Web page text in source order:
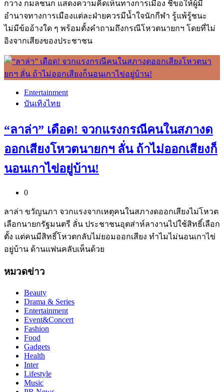
กวาง กมลชนก แสดงความคิดเห็นทางการเมือง ชี้ขอให้ผู้มี
อำนาจทางการเมืองแต่ละฝ่ายควรมีน้ำใจนักกีฬา รู้แพ้รู้ชนะ
ไม่มีข้ออ้างใด ๆ พร้อมตั้งคำถามถึงกรณีโหวตนายกฯ โดยที่ไม่
อิงจากเสียงของประชาชน
Entertainment
บันเทิงไทย
“ลาล่า” เดือด! จวกแรงกรณีคนในสภางด
ออกเสียงโหวตนายกฯ ลั่น ถ้าไม่ออกเสียงก็
นอนเกาไข่อยู่บ้าน!
0
ลาล่า ขวัญนภา จวกแรงจากเหตุคนในสภางดออกเสียงไม่โหวต
เลือกนายกรัฐมนตรี ลั่น ประชาชนอุตส่าห์ลางานไปใช้สิทธิ์เลือก
ตั้ง แต่คนมีสิทธิ์โหวตกลับไม่ยอมออกเสียง ทำไมไม่นอนเกาไข่
อยู่บ้าน ด้านแฟนคลับเห็นด้วย
หมวดข่าว
Beauty
Drama & Series
Entertainment
Event&Concert
Fashion
Food
Gadgets
Health
Inter
Lifestyle
Music